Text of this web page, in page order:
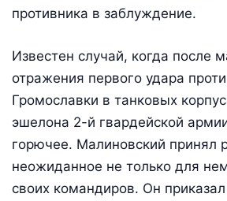
противника в заблуждение.
Известен случай, когда после
отражения первого удара
Громославки в танковых
эшелона 2-й гвардейской
горючее. Малиновский принял
неожиданное не только для
своих командиров. Он